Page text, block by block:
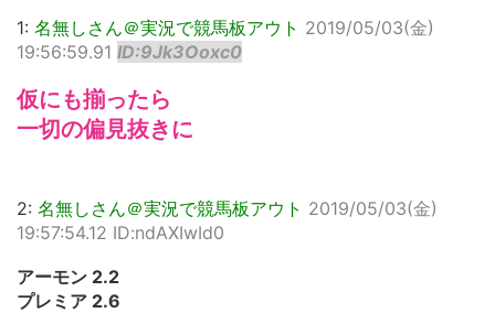
1: 名無しさん＠実況で競馬板アウト 2019/05/03(金)
19:56:59.91 ID:9Jk3Ooxc0
仮にも揃ったら
一切の偏見抜きに
2: 名無しさん＠実況で競馬板アウト 2019/05/03(金)
19:57:54.12 ID:ndAXIwId0
アーモン 2.2
プレミア 2.6